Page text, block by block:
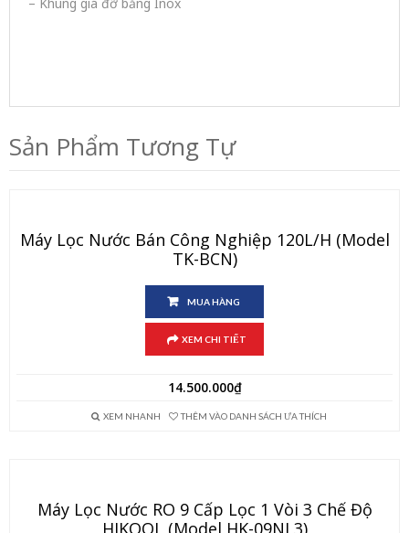
Sản Phẩm Tương Tự
Máy Lọc Nước Bán Công Nghiệp 120L/h (Model
TK-BCN)
MUA HÀNG
XEM CHI TIẾT
14.500.000₫
XEM NHANH THÊM VÀO DANH SÁCH ƯA THÍCH
Máy Lọc Nước RO 9 Cấp Lọc 1 Vòi 3 Chế Độ
HIKOOL (Model HK-09NL3)